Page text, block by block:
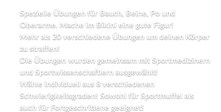
Spezielle Übungen für Bauch, Beine, Po und
Oberarme. Mache im Bikini eine gute Figur!
Mehr als 20 verschiedene Übungen um deinen Körper
zu straffen!
Die Übungen wurden gemeinsam mit Sportmedizinern
und Sportwissenschaftlern ausgewählt!
Wähle individuell aus 8 verschiedenen
Schwierigkeitsgraden! Sowohl für Sportmuffel als
auch für Fortgeschrittene geeignet!